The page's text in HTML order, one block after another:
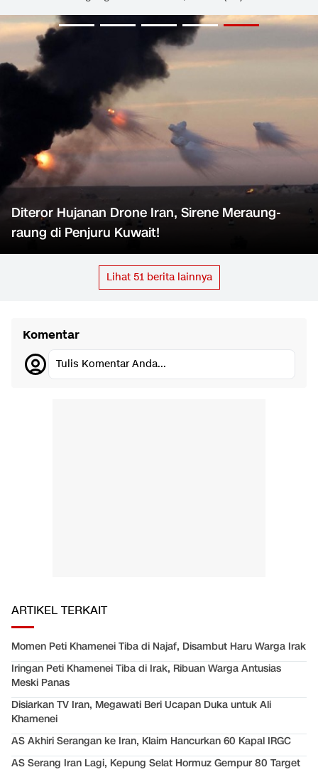
Diteror Hujanan Drone Iran, Sirene Meraung-
raung di Penjuru Kuwait!
Lihat 51berita lainnya
Komentar
Tulis Komentar Anda...
ARTIKEL TERKAIT
Momen Peti Khamenei Tiba di Najaf, Disambut Haru Warga Irak
Iringan Peti Khamenei Tiba di Irak, Ribuan Warga Antusias
Meski Panas
Disiarkan TV Iran, Megawati Beri Ucapan Duka untuk Ali
Khamenei
AS Akhiri Serangan ke Iran, Klaim Hancurkan 60 Kapal IRGC
AS Serang Iran Lagi, Kepung Selat Hormuz Gempur 80 Target